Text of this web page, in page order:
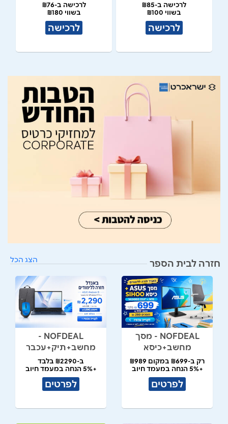
לרכישה ב-₪85
בשווי ₪100
לרכישה
לרכישה ב-₪76
בשווי ₪180
לרכישה
חזרה לבית הספר הצג הכל
NOFDEAL - מסך
מחשב+כיסא
רק ב-₪699 במקום ₪989
+5% הנחה במעמד חיוב
לפרטים
NOFDEAL -
מחשב+תיק+עכבר
ב-₪2290 בלבד
+5% הנחה במעמד חיוב
לפרטים